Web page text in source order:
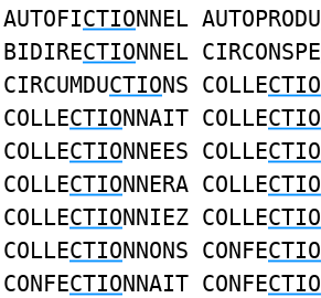
AUTOFICTIONNEL AUTOPRODU
BIDIRECTIONNEL CIRCONSPE
CIRCUMDUCTIONS COLLECTIO
COLLECTIONNAIT COLLECTIO
COLLECTIONNEES COLLECTIO
COLLECTIONNERA COLLECTIO
COLLECTIONNIEZ COLLECTIO
COLLECTIONNONS CONFECTIO
CONFECTIONNAIT CONFECTIO